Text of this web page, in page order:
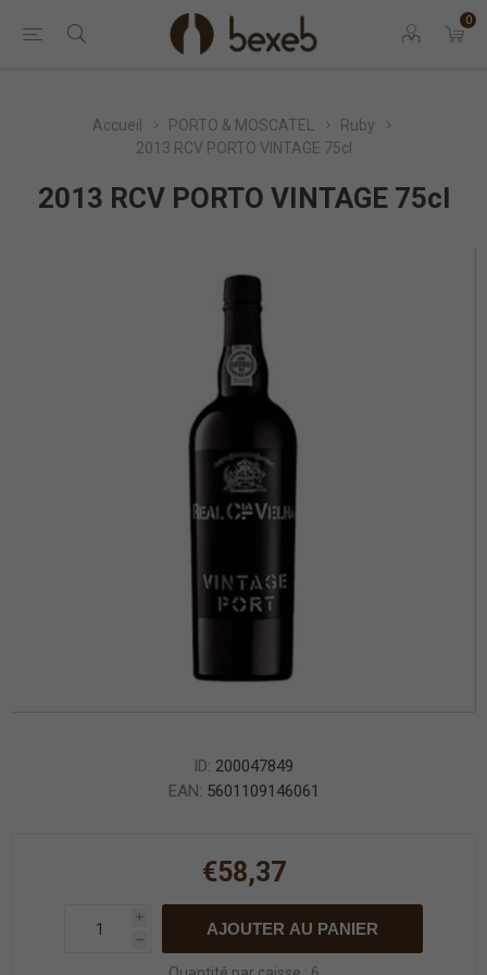
0
Accueil PORTO & MOSCATEL
Ruby
2013 RCV PORTO VINTAGE 75cl
2013 RCV PORTO VINTAGE 75cl
ID: 200047849
EAN: 5601109146061
€58,37
i
h
AJOUTER AU PANIER